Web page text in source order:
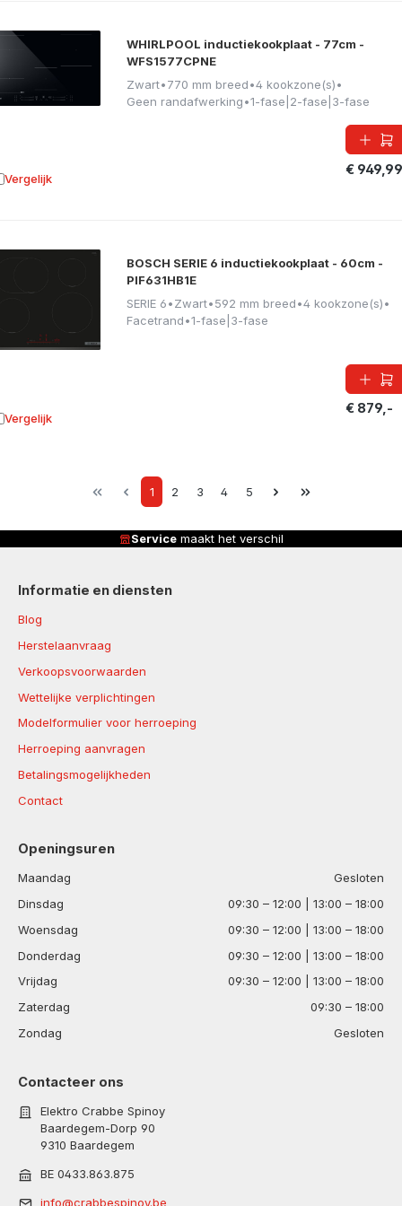
WHIRLPOOL inductiekookplaat - 77cm -
WFS1577CPNE
Zwart•770 mm breed•4 kookzone(s)•
Geen randafwerking•1-fase|2-fase|3-fase
€ 949,99
Vergelijk aan vergelijking
BOSCH SERIE 6 inductiekookplaat - 60cm -
PIF631HB1E
SERIE 6•Zwart•592 mm breed•4 kookzone(s)•
Facetrand•1-fase|3-fase
€ 879,-
Vergelijk aan vergelijking
Page
1 Page
2 Page
3 Page
4 Page
5
Servicemaakt het verschil
Informatie en diensten
Blog
Herstelaanvraag
Verkoopsvoorwaarden
Wettelijke verplichtingen
Modelformulier voor herroeping
Herroeping aanvragen
Betalingsmogelijkheden
Contact
Openingsuren
Maandag
Gesloten
Dinsdag
09:30 – 12:00 | 13:00 – 18:00
Woensdag
09:30 – 12:00 | 13:00 – 18:00
Donderdag
09:30 – 12:00 | 13:00 – 18:00
Vrijdag
09:30 – 12:00 | 13:00 – 18:00
Zaterdag
09:30 – 18:00
Zondag
Gesloten
Contacteer ons
Elektro Crabbe Spinoy
Baardegem-Dorp 90
9310 Baardegem
BE 0433.863.875
info@crabbespinoy.be